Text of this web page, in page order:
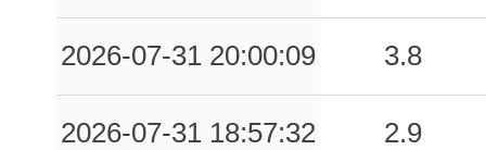
2026-07-31 20:00:09 3.8
2026-07-31 18:57:32 2.9